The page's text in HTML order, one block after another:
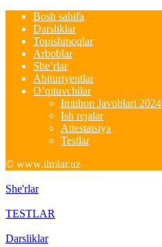
Bosh sahifa
Darsliklar
Topishmoqlar
Arboblar
She’rlar
Abituriyentlar
O’qituvchilar
Imtihon Javoblari 2024
Ish rejalar
Attestatsiya
Testlar
© www.ilmlar.uz
She'rlar
TESTLAR
Darsliklar